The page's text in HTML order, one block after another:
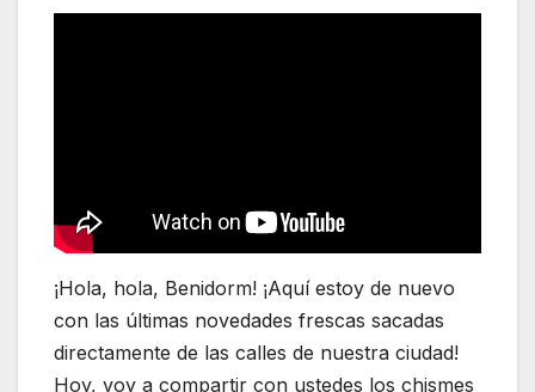
¡Hola, hola, Benidorm! ¡Aquí estoy de nuevo
con las últimas novedades frescas sacadas
directamente de las calles de nuestra ciudad!
Hoy, voy a compartir con ustedes los chismes